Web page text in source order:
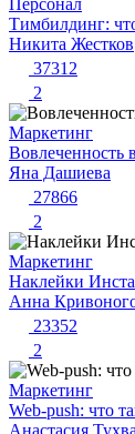
Персонал
Тимбилдинг:
Никита Жестков
37312
2
Маркетинг
Вовлеченность
Яна Дашиева
27866
2
Маркетинг
Наклейки
Анна
23352
2
Маркетинг
Web-push: что
Анастасия